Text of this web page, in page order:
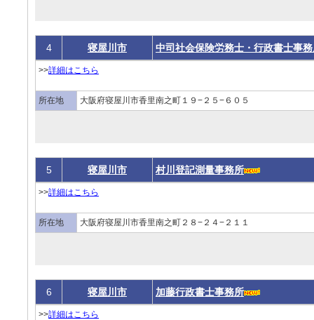
4 寝屋川市 中司社会保険労務士・行政書士事
>>詳細はこちら
所在地 大阪府寝屋川市香里南之町１９−２５−６０５
5 寝屋川市 村川登記測量事務所
>>詳細はこちら
所在地 大阪府寝屋川市香里南之町２８−２４−２１１
6 寝屋川市 加藤行政書士事務所
>>詳細はこちら